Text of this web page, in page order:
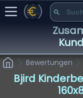
Bewertungen
Bjird